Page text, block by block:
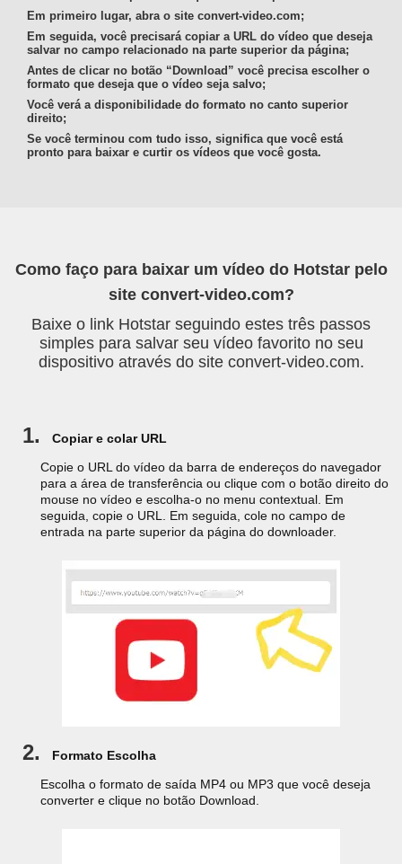
Em primeiro lugar, abra o site convert-video.com;
Em seguida, você precisará copiar a URL do vídeo que deseja
salvar no campo relacionado na parte superior da página;
Antes de clicar no botão “Download” você precisa escolher o
formato que deseja que o vídeo seja salvo;
Você verá a disponibilidade do formato no canto superior
direito;
Se você terminou com tudo isso, significa que você está
pronto para baixar e curtir os vídeos que você gosta.
Como faço para baixar um vídeo do Hotstar pelo
site convert-video.com?
Baixe o link Hotstar seguindo estes três passos
simples para salvar seu vídeo favorito no seu
dispositivo através do site convert-video.com.
1.
Copiar e colar URL
Copie o URL do vídeo da barra de endereços do navegador
para a área de transferência ou clique com o botão direito do
mouse no vídeo e escolha-o no menu contextual. Em
seguida, copie o URL. Em seguida, cole no campo de
entrada na parte superior da página do downloader.
2.
Formato Escolha
Escolha o formato de saída MP4 ou MP3 que você deseja
converter e clique no botão Download.